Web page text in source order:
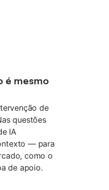
é mesmo
de
questões
IA
— para
como o
de apoio.